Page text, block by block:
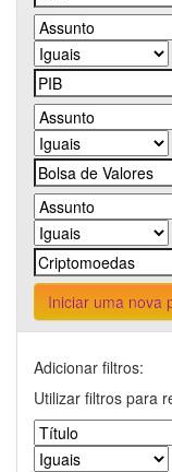
Iniciar uma nova
Adicionar filtros:
Utilizar filtros para